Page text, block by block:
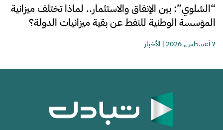
“الشلوي”: بين الإنفاق والاستثمار.. لماذا تختلف ميزانية
المؤسسة الوطنية للنفط عن بقية ميزانيات الدولة؟
7 أغسطس, 2026 |الأخبار